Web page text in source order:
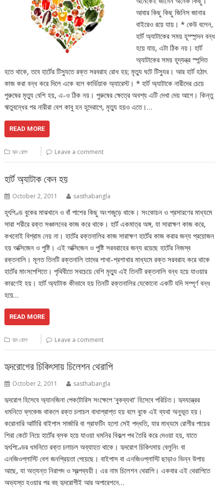
আবার কিছু কিছু জিনিস জানার
বাইরেও রয়ে যায়। * কেউ বলেন,
হার্ট অ্যাটাকের সময় হূদ্স্পন্দন বন্ধ
হয়ে যায়, এটা ঠিক নয়। হার্ট
অ্যাটাকের সময় হূদ্যন্ত্র স্পন্দিত
হতে থাকে, তবে হার্টের টিস্যুতে রক্ত সরবরাহ রোধ হয়; মৃত্যু ঘটে টিস্যুর। আর হার্ট হঠাৎ
কাজ করা বন্ধ করে দিলে একে বলে কার্ডিয়াক অ্যারেস্ট। * হার্ট অ্যাটাকে নারীদের চেয়ে
পুরুষের মৃত্যু বেশি হয়, এ-ও ঠিক নয়। পুরুষের ক্ষেত্রে অবশ্য এটি দেখা দেয় আগে। কিন্তু
ঋতুবন্ধের পর নারীরা বেশ কাবু হন হূদেরাগে, মৃত্যু হয়ও এতে।…
READ MORE
হৃদ রোগ Leave a comment
হার্ট অ্যাটাক কেন হয়
October 2, 2011 sasthabangla
হূৎপিণ্ড বুকের মাঝখানে ও বাঁ পাশের কিছু অংশজুড়ে থাকে। সংকোচন ও প্রসারণের মাধ্যমে
সারা শরীরে রক্ত সঞ্চালনের কাজ করে থাকে। হার্ট একমাত্র অঙ্গ, যা সারাক্ষণ কাজ করে,
কখনোই বিশ্রাম নেয় না। হার্টের রক্তনালির কাজ সারাক্ষণ হার্টের কাজ করার জন্য প্রয়োজন
হয় অক্সিজেন ও পুষ্টি। এই অক্সিজেন ও পুষ্টি সরবরাহের জন্য রয়েছে হার্টের নিজস্ব
রক্তনালি। মূলত তিনটি রক্তনালি তাদের শাখা-প্রশাখার মাধ্যমে রক্ত সরবরাহ করে থাকে
হার্টের মাংসপেশিতে। পৃথিবীতে সবচেয়ে বেশি মৃত্যু এই তিনটি রক্তনালি বন্ধ হয়ে যাওয়ার
কারণেই হয়। হার্ট অ্যাটাক কীভাবে হয় তিনটি রক্তনালির যেকোনো একটি যদি সম্পূর্ণ বন্ধ
হয়ে…
READ MORE
হৃদ রোগ Leave a comment
হৃদরোগের চিকিৎসায় চিলেশন থেরাপি
October 2, 2011 sasthabangla
হৃদরোগ হিসেবে অ্যানজিনা পেকটোরিস সংক্ষেপে ‘বুকব্যথা’ হিসেবে পরিচিত। হৃদযন্ত্রের
ধমনিতে ব্লকেজ থাকলে রক্ত চলাচল বাধাপ্রাপ্ত হয় বলে বুকে এই ব্যথা অনুভূত হয়।
করোনারি আর্টারি বাইপাস সার্জারি বা গ্রাফটিং হলো সেই পদ্ধতি, যার মাধ্যমে রোগীর পায়ের
শিরা কেটে নিয়ে হার্টের ব্লক হয়ে যাওয়া ধমনির বিকল্প পথ তৈরি করে দেওয়া হয়, যাতে
হৃৎপিণ্ডের ধমনিতে রক্ত চলাচল অব্যাহত থাকে। হৃদরোগ চিকিৎসায় বেলুনিং বা
এনজিওপ্লাস্টি বেশ জনপ্রিয়তা পেয়েছে। বাইপাস বা এনজিওপ্লাস্টি ছাড়াও ভিন্ন উপায়
আছে, যা অত্যন্ত নিরাপদ ও স্বল্পব্যয়ী। এর নাম চিলেশন থেরাপি। একবার এই থেরাপিতে
অভ্যস্ত হওয়ার পর বহু হৃদরোগীই আর অপারেশনে…